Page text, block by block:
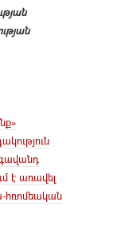
է առավել
հռոմեական